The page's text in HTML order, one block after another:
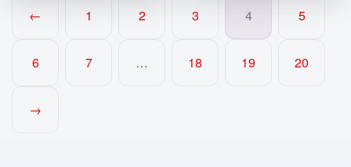
← 1 2 3 4 5
6 7 … 18 19 20
→